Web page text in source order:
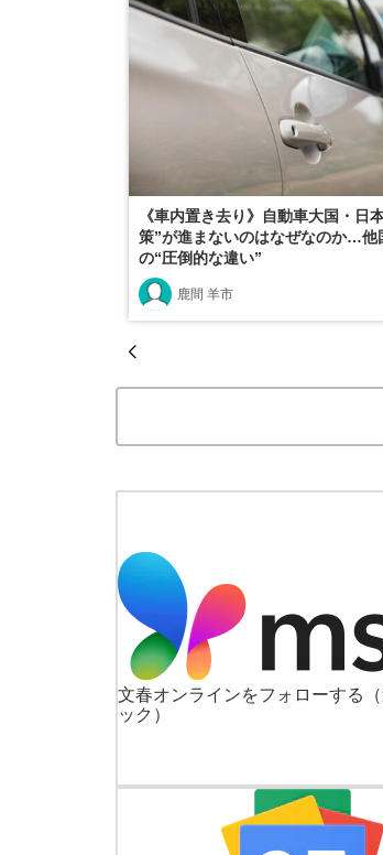
《車内置き去り》自動車大国・日
策”が進まないのはなぜなのか…他
の“圧倒的な違い”
鹿間 羊市
文春オンラインをフォローする
ック）